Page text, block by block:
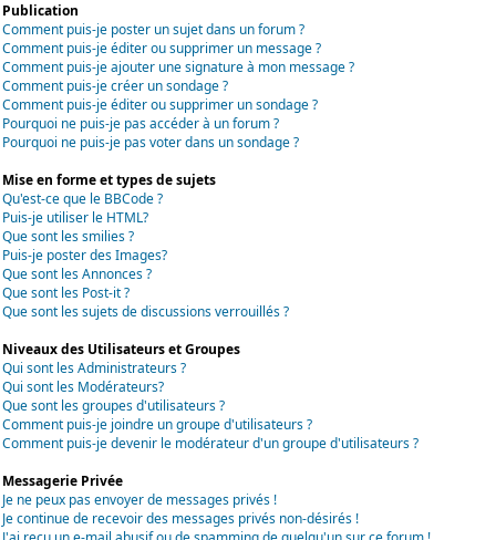
Publication
Comment puis-je poster un sujet dans un forum ?
Comment puis-je éditer ou supprimer un message ?
Comment puis-je ajouter une signature à mon message ?
Comment puis-je créer un sondage ?
Comment puis-je éditer ou supprimer un sondage ?
Pourquoi ne puis-je pas accéder à un forum ?
Pourquoi ne puis-je pas voter dans un sondage ?
Mise en forme et types de sujets
Qu'est-ce que le BBCode ?
Puis-je utiliser le HTML?
Que sont les smilies ?
Puis-je poster des Images?
Que sont les Annonces ?
Que sont les Post-it ?
Que sont les sujets de discussions verrouillés ?
Niveaux des Utilisateurs et Groupes
Qui sont les Administrateurs ?
Qui sont les Modérateurs?
Que sont les groupes d'utilisateurs ?
Comment puis-je joindre un groupe d'utilisateurs ?
Comment puis-je devenir le modérateur d'un groupe d'utilisateurs ?
Messagerie Privée
Je ne peux pas envoyer de messages privés !
Je continue de recevoir des messages privés non-désirés !